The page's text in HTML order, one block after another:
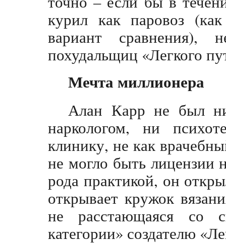
курил как паровоз
вариант
похудальщиц «Легкого
Мечта миллионера
Алан Карр не был
наркологом, ни
клинику, не как
не могло быть лицензии
рода практикой, он
открывает кружок
не расстающаяся со
категории» создателю